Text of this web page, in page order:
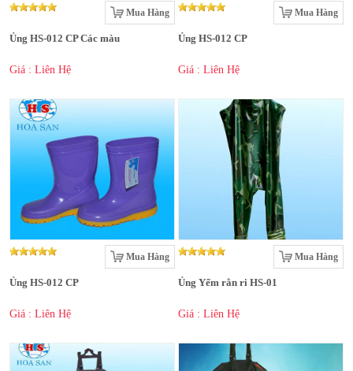
Mua Hàng
Ủng HS-012 CP Các màu
Giá : Liên Hệ
Mua Hàng
Ủng HS-012 CP
Giá : Liên Hệ
Mua Hàng
Ủng HS-012 CP
Giá : Liên Hệ
Mua Hàng
Ủng Yếm rằn ri HS-01
Giá : Liên Hệ